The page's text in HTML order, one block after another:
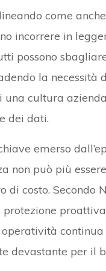
come
incorrere in
possono
la necessità
una cultura
dei dati.
emerso
non può più
di costo. Secondo
protezione
continua
devastante per il